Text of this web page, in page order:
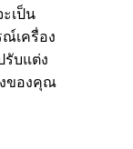
เป็น
เครื่อง
รับแต่ง
งของคุณ